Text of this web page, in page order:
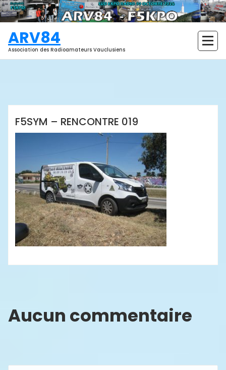
Aller
au
contenu
ARV84
Association des Radioamateurs Vauclusiens
F5SYM – RENCONTRE 019
Aucun commentaire